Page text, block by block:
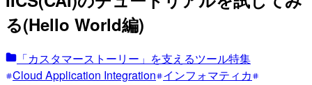
る(Hello World編)
「カスタマーストーリー」を支えるツール特集
Cloud Application Integration インフォマティカ